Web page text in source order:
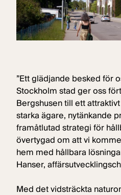
”Ett glädjande besked för
Stockholm stad ger oss
Bergshusen till ett
starka ägare, nytänkande
framåtlutad strategi för
övertygad om att vi
hem med hållbara
Hanser,
Med det vidsträckta